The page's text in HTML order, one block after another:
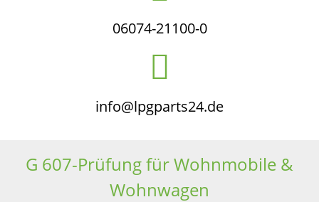
06074-21100-0
info@lpgparts24.de
G 607-Prüfung für Wohnmobile &
Wohnwagen